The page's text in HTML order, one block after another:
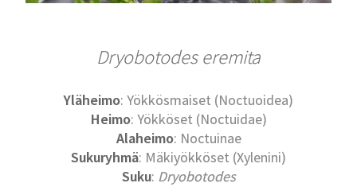
Dryobotodes eremita
Yläheimo: Yökkösmaiset (Noctuoidea)
Heimo: Yökköset (Noctuidae)
Alaheimo: Noctuinae
Sukuryhmä: Mäkiyökköset (Xylenini)
Suku: Dryobotodes